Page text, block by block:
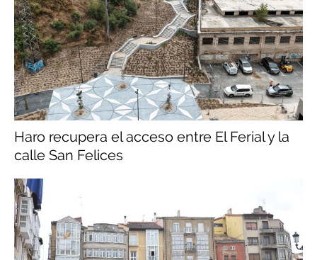
Haro recupera el acceso entre El Ferial y la
calle San Felices